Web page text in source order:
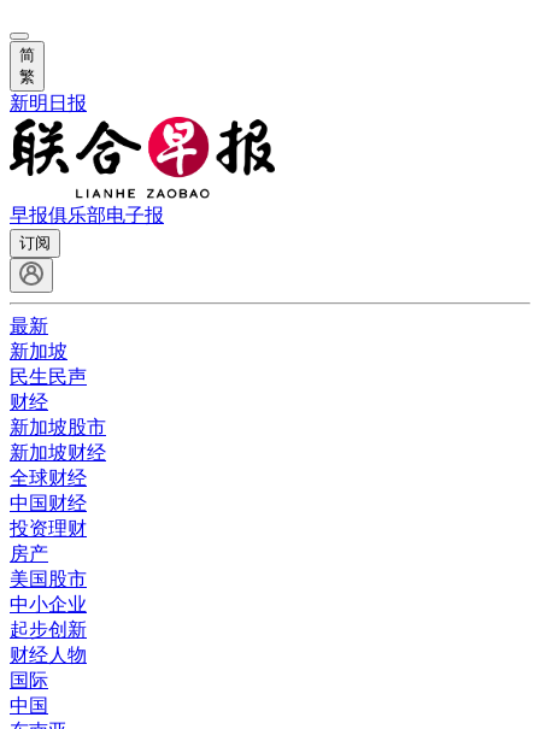
简
繁
新明日报
早报俱乐部电子报
订阅
最新
新加坡
民生民声
财经
新加坡股市
新加坡财经
全球财经
中国财经
投资理财
房产
美国股市
中小企业
起步创新
财经人物
国际
中国